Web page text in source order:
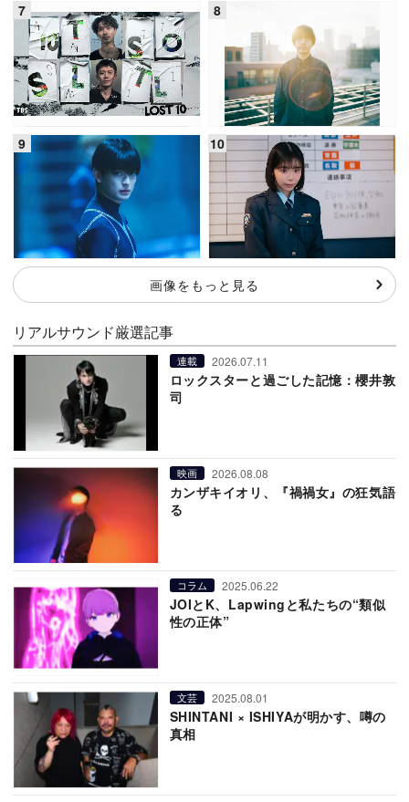
画像をもっと見る
リアルサウンド厳選記事
連載 2026.07.11
ロックスターと過ごした記憶：櫻井敦
司
映画 2026.08.08
カンザキイオリ、『禍禍女』の狂気語
る
コラム 2025.06.22
JOIとK、Lapwingと私たちの“類似
性の正体”
文芸 2025.08.01
SHINTANI × ISHIYAが明かす、噂の
真相